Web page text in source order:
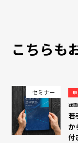
こちらも
セミナー
録
若
か
付